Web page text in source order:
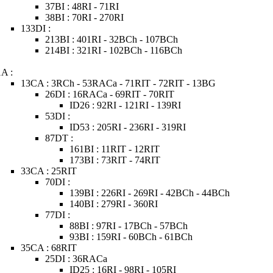
37BI : 48RI - 71RI
38BI : 70RI - 270RI
133DI :
213BI : 401RI - 32BCh - 107BCh
214BI : 321RI - 102BCh - 116BCh
:
13CA : 3RCh - 53RACa - 71RIT - 72RIT - 13BG
26DI : 16RACa - 69RIT - 70RIT
ID26 : 92RI - 121RI - 139RI
53DI :
ID53 : 205RI - 236RI - 319RI
87DT :
161BI : 11RIT - 12RIT
173BI : 73RIT - 74RIT
33CA : 25RIT
70DI :
139BI : 226RI - 269RI - 42BCh - 44BCh
140BI : 279RI - 360RI
77DI :
88BI : 97RI - 17BCh - 57BCh
93BI : 159RI - 60BCh - 61BCh
35CA : 68RIT
25DI : 36RACa
ID25 : 16RI - 98RI - 105RI